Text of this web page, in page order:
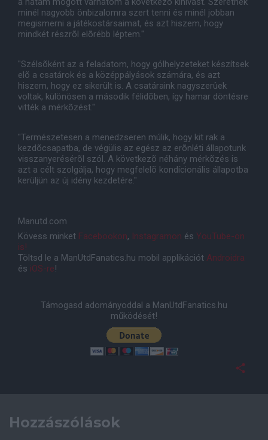
minél nagyobb önbizalomra szert tenni és minél jobban
megismerni a játékostársaimat, és azt hiszem, hogy
mindkét részrõl elõrébb léptem."
"Szélsõként az a feladatom, hogy gólhelyzeteket készítsek
elõ a csatárok és a középpályások számára, és azt
hiszem, hogy ez sikerült is. A csatáraink nagyszerûek
voltak, különösen a második félidõben, így hamar döntésre
vitték a mérkõzést."
"Természetesen a menedzseren múlik, hogy kit rak a
kezdõcsapatba, de végülis az egész az erõnléti állapotunk
visszanyerésérõl szól. A következõ néhány mérkõzés is
azt a célt szolgálja, hogy megfelelõ kondícionális állapotba
kerüljün az új idény kezdetére."
Manutd.com
Kövess minket Facebookon, Instagramon és YouTube-on
is!
Töltsd le a ManUtdFanatics.hu mobil applikációt Androidra
és iOS-re!
Támogasd adományoddal a ManUtdFanatics.hu
működését!
Hozzászólások